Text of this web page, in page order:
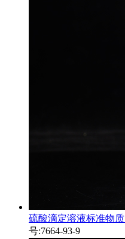
硫酸滴定溶液标准物质
号:7664-93-9